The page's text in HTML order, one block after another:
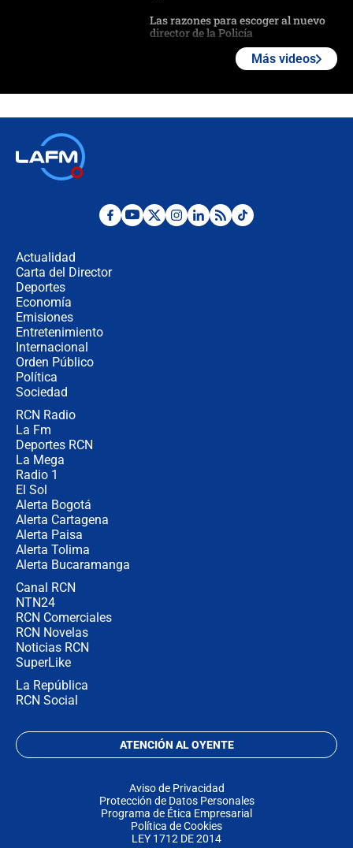
Las razones para escoger al nuevo
director de la Policía
"No hubo fraude ni posibilidad de
Más videos
Actualidad
Carta del Director
Deportes
Economía
Emisiones
Entretenimiento
Internacional
Orden Público
Política
Sociedad
RCN Radio
La Fm
Deportes RCN
La Mega
Radio 1
El Sol
Alerta Bogotá
Alerta Cartagena
Alerta Paisa
Alerta Tolima
Alerta Bucaramanga
Canal RCN
NTN24
RCN Comerciales
RCN Novelas
Noticias RCN
SuperLike
La República
RCN Social
ATENCIÓN AL OYENTE
Aviso de Privacidad
Protección de Datos Personales
Programa de Ética Empresarial
Política de Cookies
LEY 1712 DE 2014